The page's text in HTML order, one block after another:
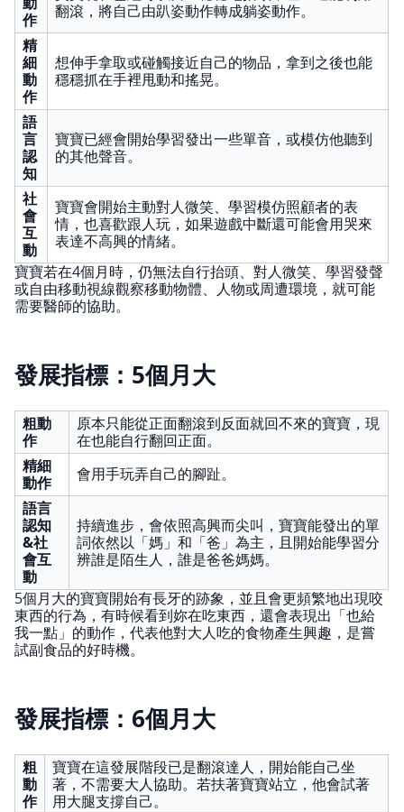
作
翻滾，將自己由趴姿動作轉成躺姿動作。
精
細
動
作
想伸手拿取或碰觸接近自己的物品，拿到之後也能
穩穩抓在手裡甩動和搖晃。
語
言
認
知
寶寶已經會開始學習發出一些單音，或模仿他聽到
的其他聲音。
社
會
互
動
寶寶會開始主動對人微笑、學習模仿照顧者的表
情，也喜歡跟人玩，如果遊戲中斷還可能會用哭來
表達不高興的情緒。
寶寶若在4個月時，仍無法自行抬頭、對人微笑、學習發聲
或自由移動視線觀察移動物體、人物或周遭環境，就可能
需要醫師的協助。
發展指標：5個月大
粗動
作
原本只能從正面翻滾到反面就回不來的寶寶，現
在也能自行翻回正面。
精細
動作
會用手玩弄自己的腳趾。
語言
認知
&社
會互
動
持續進步，會依照高興而尖叫，寶寶能發出的單
詞依然以「媽」和「爸」為主，且開始能學習分
辨誰是陌生人，誰是爸爸媽媽。
5個月大的寶寶開始有長牙的跡象，並且會更頻繁地出現咬
東西的行為，有時候看到妳在吃東西，還會表現出「也給
我一點」的動作，代表他對大人吃的食物產生興趣，是嘗
試副食品的好時機。
發展指標：6個月大
粗
動
作
寶寶在這發展階段已是翻滾達人，開始能自己坐
著，不需要大人協助。若扶著寶寶站立，他會試著
用大腿支撐自己。